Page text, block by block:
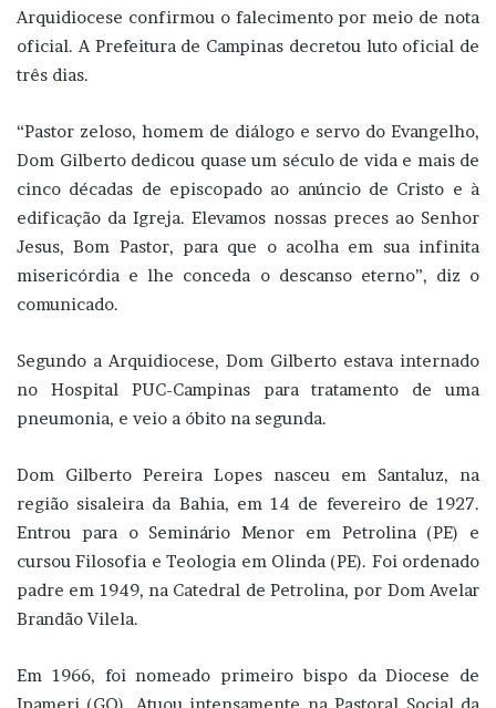
Arquidiocese confirmou o falecimento por meio de nota
oficial. A Prefeitura de Campinas decretou luto oficial de
três dias.
“Pastor zeloso, homem de diálogo e servo do Evangelho,
Dom Gilberto dedicou quase um século de vida e mais de
cinco décadas de episcopado ao anúncio de Cristo e à
edificação da Igreja. Elevamos nossas preces ao Senhor
Jesus, Bom Pastor, para que o acolha em sua infinita
misericórdia e lhe conceda o descanso eterno”, diz o
comunicado.
Segundo a Arquidiocese, Dom Gilberto estava internado
no Hospital PUC-Campinas para tratamento de uma
pneumonia, e veio a óbito na segunda.
Dom Gilberto Pereira Lopes nasceu em Santaluz, na
região sisaleira da Bahia, em 14 de fevereiro de 1927.
Entrou para o Seminário Menor em Petrolina (PE) e
cursou Filosofia e Teologia em Olinda (PE). Foi ordenado
padre em 1949, na Catedral de Petrolina, por Dom Avelar
Brandão Vilela.
Em 1966, foi nomeado primeiro bispo da Diocese de